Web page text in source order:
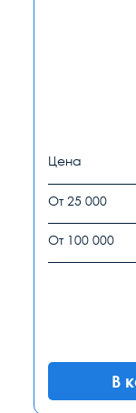
Цена
От 25 000
От 100 000
В